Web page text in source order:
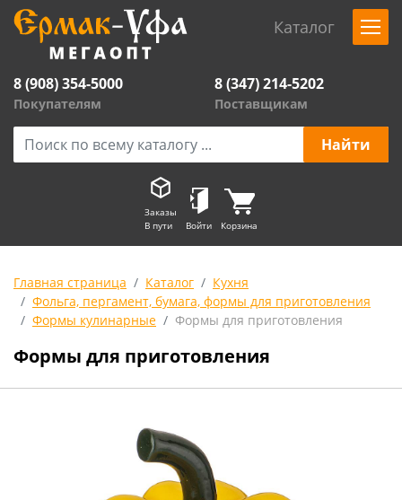
Каталог
8 (908) 354-5000
Покупателям
8 (347) 214-5202
Поставщикам
Заказы
В пути
Войти Корзина
Главная страница Каталог
Кухня
Фольга, пергамент, бумага, формы для приготовления
Формы кулинарные
Формы для приготовления
Формы для приготовления